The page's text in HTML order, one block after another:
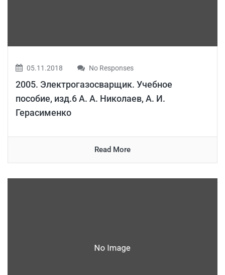
05.11.2018 No Responses
2005. Электрогазосварщик. Учебное
пособие, изд.6 А. А. Николаев, А. И.
Герасименко
Read More